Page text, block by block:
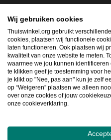
innovatievere toekomst. Dus
shoppen slimmer.
Lid worden
Snel navigeren
Wij gebruiken cookies
Thuiswinkel.org gebruikt
cookies, plaatsen wij functionele
laten functioneren. Ook plaatsen wij
kwaliteit van onze website te meten.
waarmee we jou kunnen identificeren
te klikken geef je toestemming voor
je klikt op "Nee, pas aan" kun je zelf
op “Weigeren” plaatsen we alleen
over onze cookies of jouw
onze cookieverklaring.